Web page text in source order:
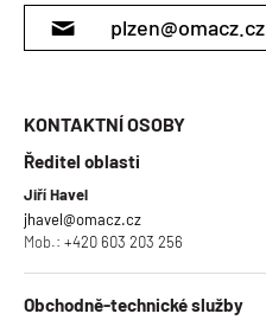
plzen@omacz.cz
KONTAKTNÍ OSOBY
Ředitel oblasti
Jiří Havel
jhavel@omacz.cz
Mob.: +420 603 203 256
Obchodně-technické služby